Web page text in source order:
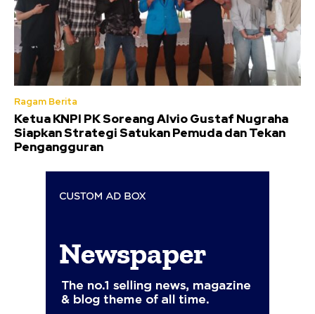
Ragam Berita
Ketua KNPI PK Soreang Alvio Gustaf Nugraha
Siapkan Strategi Satukan Pemuda dan Tekan
Pengangguran